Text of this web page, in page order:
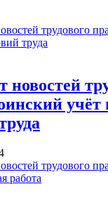
новостей
учёт